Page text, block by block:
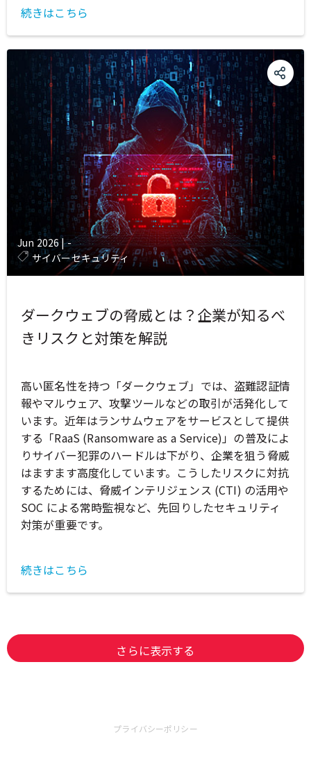
続きはこちら
Jun 2026|-
サイバーセキュリティ
ダークウェブの脅威とは？企業が知るべ
きリスクと対策を解説
高い匿名性を持つ「ダークウェブ」では、盗難認証情
報やマルウェア、攻撃ツールなどの取引が活発化して
います。近年はランサムウェアをサービスとして提供
する「RaaS (Ransomware as a Service)」の普及によ
りサイバー犯罪のハードルは下がり、企業を狙う脅威
はますます高度化しています。こうしたリスクに対抗
するためには、脅威インテリジェンス (CTI) の活用や
SOC による常時監視など、先回りしたセキュリティ
対策が重要です。
続きはこちら
さらに表示する
プライバシーポリシー